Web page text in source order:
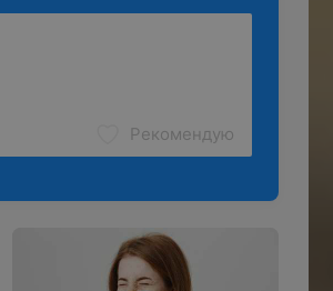
Рекомендую